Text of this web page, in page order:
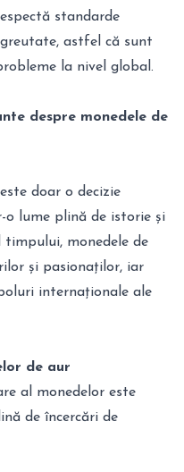
standarde
astfel că sunt
la nivel global.
despre monedele de
doar o decizie
o lume plină de istorie și
monedele de
și pasionaților, iar
internaționale ale
de aur
al monedelor este
de încercări de